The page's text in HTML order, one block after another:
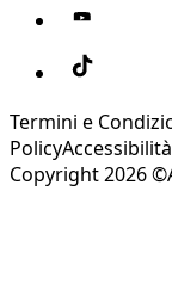
Termini e
PolicyAccessibilità
Copyright 2026